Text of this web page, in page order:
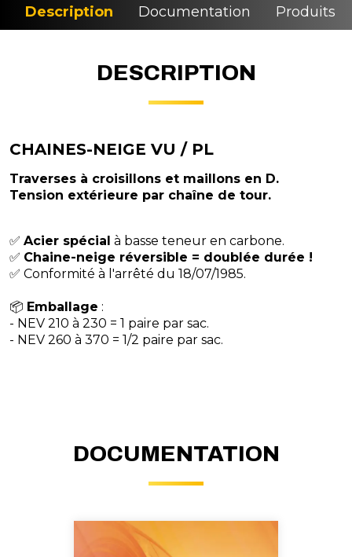
Description Documentation Produits
DESCRIPTION
CHAINES-NEIGE VU / PL
Traverses à croisillons et maillons en D.
Tension extérieure par chaîne de tour.
✅ Acier spécial à basse teneur en carbone.
✅ Chaine-neige réversible = doublée durée !
✅ Conformité à l'arrêté du 18/07/1985.
​📦 Emballage :
- NEV 210 à 230 = 1 paire par sac.
- NEV 260 à 370 = 1/2 paire par sac.
DOCUMENTATION